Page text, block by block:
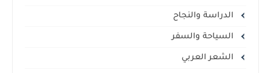
الدراسة والنجاح
السياحة والسفر
الشعر العربي